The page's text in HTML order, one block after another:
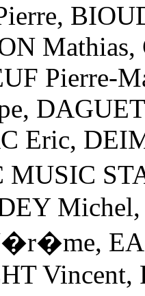
Pierre-
Eric,
MUSIC
Vincent,